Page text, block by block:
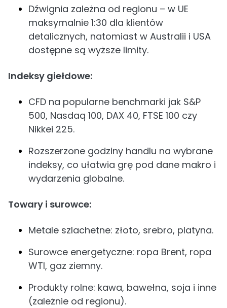
Dźwignia zależna od regionu – w UE
maksymalnie 1:30 dla klientów
detalicznych, natomiast w Australii i USA
dostępne są wyższe limity.
Indeksy giełdowe:
CFD na popularne benchmarki jak S&P
500, Nasdaq 100, DAX 40, FTSE 100 czy
Nikkei 225.
Rozszerzone godziny handlu na wybrane
indeksy, co ułatwia grę pod dane makro i
wydarzenia globalne.
Towary i surowce:
Metale szlachetne: złoto, srebro, platyna.
Surowce energetyczne: ropa Brent, ropa
WTI, gaz ziemny.
Produkty rolne: kawa, bawełna, soja i inne
(zależnie od regionu).